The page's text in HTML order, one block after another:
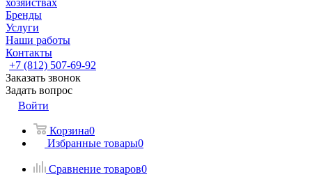
хозяйствах
Бренды
Услуги
Наши работы
Контакты
+7 (812) 507-69-92
Заказать звонок
Задать вопрос
Войти
Корзина0
Избранные товары0
Сравнение товаров0